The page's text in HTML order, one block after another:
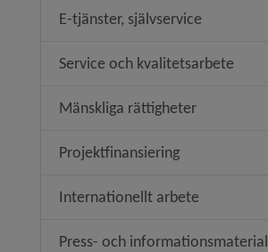
E-tjänster, självservice
Service och kvalitetsarbete
Mänskliga rättigheter
Projektfinansiering
Internationellt arbete
Press- och informationsmaterial